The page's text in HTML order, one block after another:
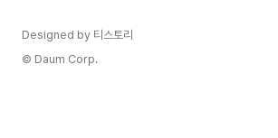
Designed by 티스토리
© Daum Corp.